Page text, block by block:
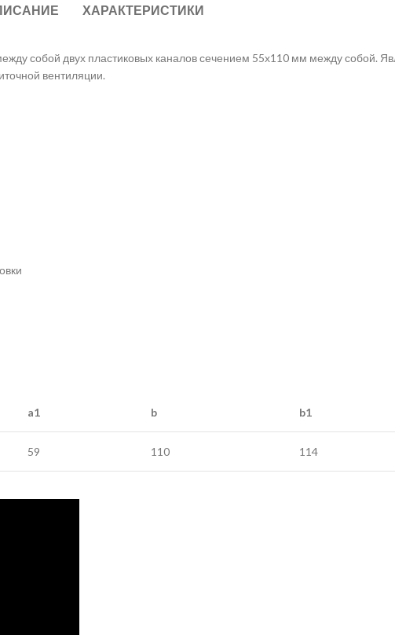
ХАРАКТЕРИСТИКИ
собой двух пластиковых каналов сечением 55х110 мм между собой.
вентиляции.
a1 b b1
59 110 114